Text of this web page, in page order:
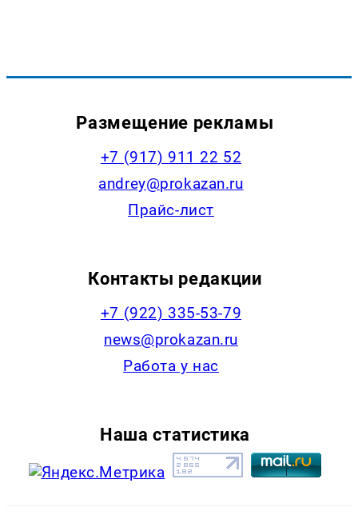
Размещение рекламы
+7 (917) 911 22 52
andrey@prokazan.ru
Прайс-лист
Контакты редакции
+7 (922) 335-53-79
news@prokazan.ru
Работа у нас
Наша статистика